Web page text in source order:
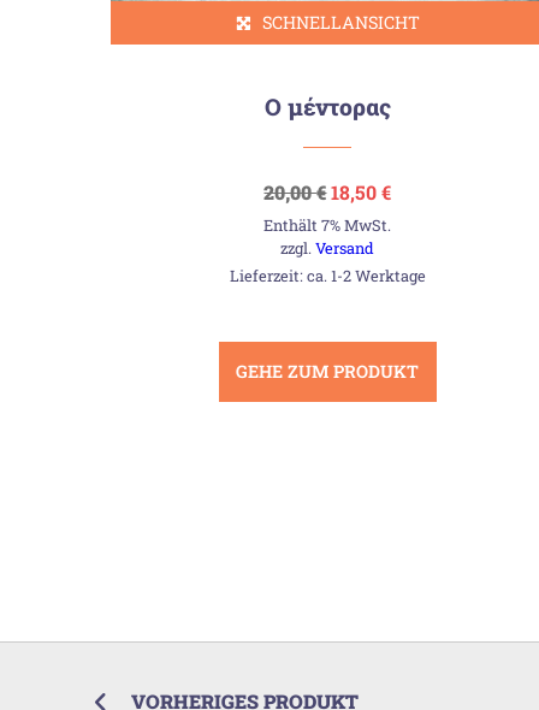
SCHNELLANSICHT
Ο μέντορας
20,00€Ursprünglicher
Preis
war:
20,00 €
18,50€Aktueller
ist:
Enthält 7% MwSt.
zzgl.Versand
Lieferzeit: ca. 1-2 Werktage
GEHE ZUM PRODUKT
VORHERIGES PRODUKT